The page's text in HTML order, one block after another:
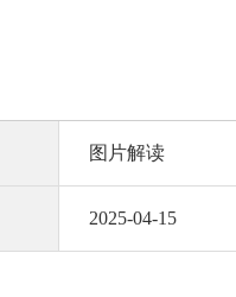
图片解读
2025-04-15